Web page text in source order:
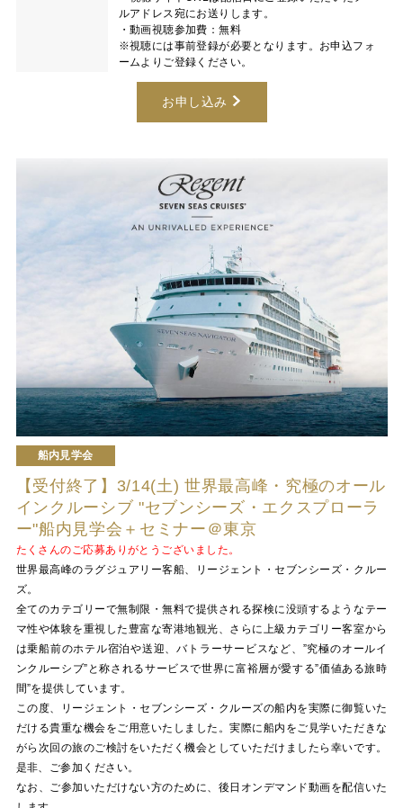
ルアドレス宛にお送りします。
・動画視聴参加費：無料
※視聴には事前登録が必要となります。お申込フォ
ームよりご登録ください。
お申し込み
船内見学会
【受付終了】3/14(土) 世界最高峰・究極のオール
インクルーシブ "セブンシーズ・エクスプローラ
ー"船内見学会＋セミナー＠東京
たくさんのご応募ありがとうございました。
世界最高峰のラグジュアリー客船、リージェント・セブンシーズ・クルー
ズ。
全てのカテゴリーで無制限・無料で提供される探検に没頭するようなテー
マ性や体験を重視した豊富な寄港地観光、さらに上級カテゴリー客室から
は乗船前のホテル宿泊や送迎、バトラーサービスなど、”究極のオールイ
ンクルーシブ”と称されるサービスで世界に富裕層が愛する”価値ある旅時
間”を提供しています。
この度、リージェント・セブンシーズ・クルーズの船内を実際に御覧いた
だける貴重な機会をご用意いたしました。実際に船内をご見学いただきな
がら次回の旅のご検討をいただく機会としていただけましたら幸いです。
是非、ご参加ください。
なお、ご参加いただけない方のために、後日オンデマンド動画を配信いた